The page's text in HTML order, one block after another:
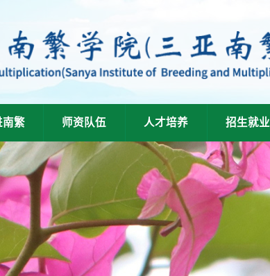
南繁 师资队伍 人才培养 招生就业